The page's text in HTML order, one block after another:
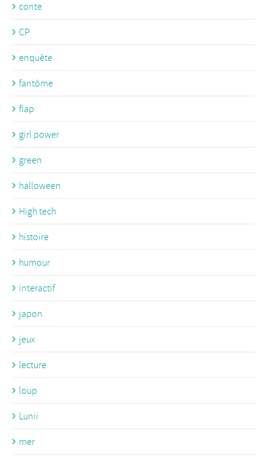
conte
CP
enquête
fantôme
flap
girl power
green
halloween
High tech
histoire
humour
interactif
japon
jeux
lecture
loup
Lunii
mer